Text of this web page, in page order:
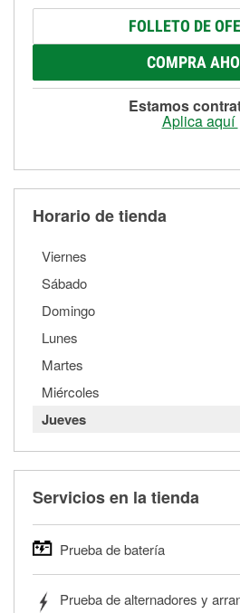
FOLLETO DE
COMPRA
Estamos
Aplica aquí
Horario de tienda
Viernes
Sábado
Domingo
Lunes
Martes
Miércoles
Jueves
Servicios en la tienda
Prueba de batería
autos, camionetas, SUVs, vehículos
Prueba de alternadores y